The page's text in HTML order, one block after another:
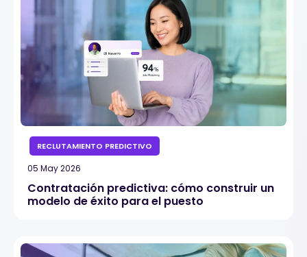
RECLUTAMIENTO PREDICTIVO
05 May 2026
Contratación predictiva: cómo construir un
modelo de éxito para el puesto